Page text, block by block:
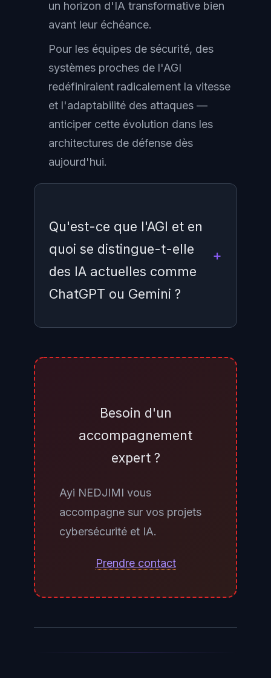
un horizon d'IA transformative bien
avant leur échéance.
Pour les équipes de sécurité, des
systèmes proches de l'AGI
redéfiniraient radicalement la vitesse
et l'adaptabilité des attaques —
anticiper cette évolution dans les
architectures de défense dès
aujourd'hui.
Qu'est-ce que l'AGI et en
quoi se distingue-t-elle
des IA actuelles comme
ChatGPT ou Gemini ?
tâche intellectuelle humaine avec
ou supérieures à celles d'un
humain, sans être spécialisé dans
modèles actuels comme ChatGPT
(OpenAI), Gemini (Google) ou
Claude (Anthropic) sont des IA
dites «étroites» ou «spécialisées»
dans des domaines précis
généralité, de l'autonomie et de la
Besoin d'un
accompagnement
expert ?
Ayi NEDJIMI vous
accompagne sur vos projets
cybersécurité et IA.
Prendre contact